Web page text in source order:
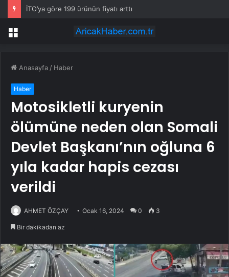
İTO’ya göre 199 ürünün fiyatı arttı
Menü
Anasayfa / Haber
Haber
Motosikletli kuryenin
ölümüne neden olan Somali
Devlet Başkanı’nın oğluna 6
yıla kadar hapis cezası
verildi
AHMET ÖZÇAY Ocak 16, 2024 0 3
Bir dakikadan az